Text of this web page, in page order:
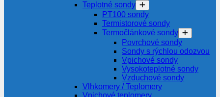
Teplotné sondy
PT100 sondy
Termistorové sondy
Termočlánkové sondy
Povrchové sondy
Sondy s rýchlou odozvou
Vpichové sondy
Vysokoteplotné sondy
Vzduchové sondy
Vlhkomery / Teplomery
Vpichové teplomery